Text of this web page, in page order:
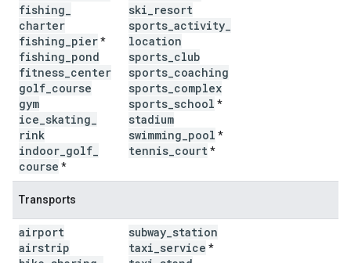
fishing
charter
fishing pier*
fishing pond
fitness center
golf course
gym
ice skating
rink
indoor golf
course *
ski resort
sports activity
location
sports club
sports coaching
sports complex
sports school *
stadium
swimming pool *
tennis court*
Transports
airport
airstrip
subway station
taxi service *